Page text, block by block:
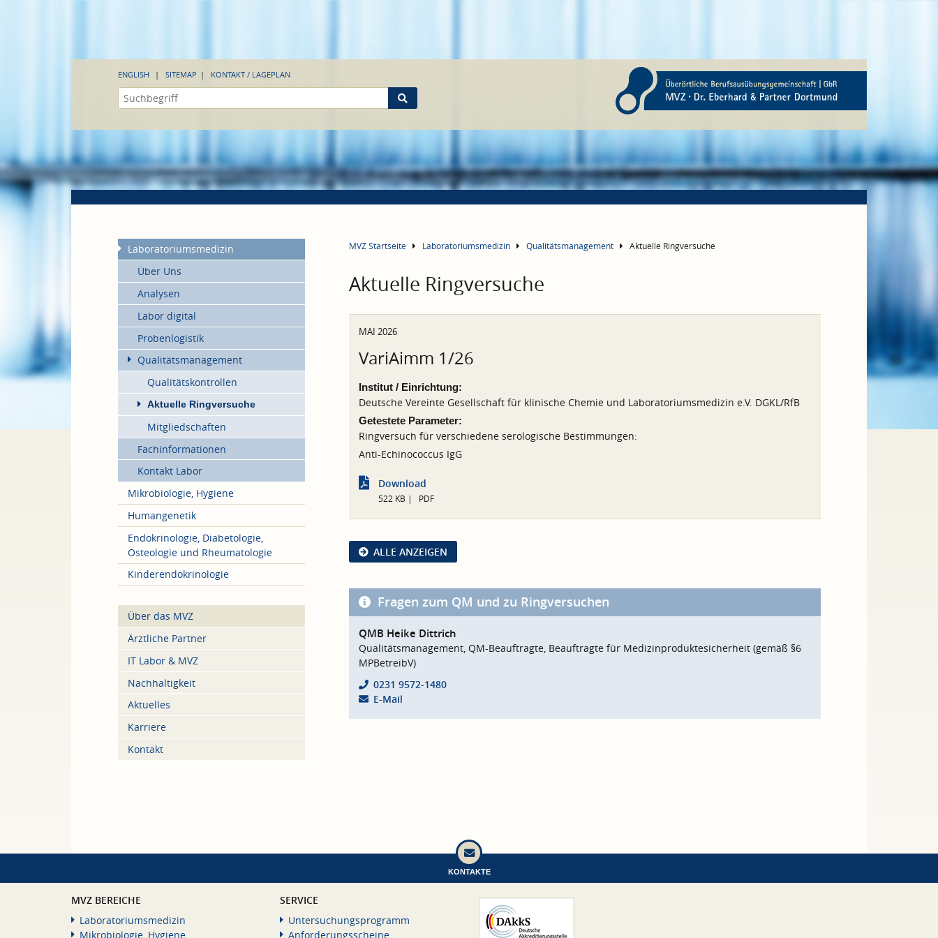
ENGLISH SITEMAP KONTAKT / LAGEPLAN
Laboratoriumsmedizin
Über Uns
Analysen
Labor digital
Probenlogistik
Qualitätsmanagement
Qualitätskontrollen
Aktuelle Ringversuche
Mitgliedschaften
Fachinformationen
Kontakt Labor
Mikrobiologie, Hygiene
Humangenetik
Endokrinologie, Diabetologie,
Osteologie und Rheumatologie
Kinderendokrinologie
Über das MVZ
Ärztliche Partner
IT Labor & MVZ
Nachhaltigkeit
Aktuelles
Karriere
Kontakt
MVZ Startseite Laboratoriumsmedizin Qualitätsmanagement Aktuelle Ringversuche
Aktuelle Ringversuche
MAI 2026
VariAimm 1/26
Institut / Einrichtung:
Deutsche Vereinte Gesellschaft für klinische Chemie und Laboratoriumsmedizin e.V. DGKL/RfB
Getestete Parameter:
Ringversuch für verschiedene serologische Bestimmungen:
Anti-Echinococcus IgG
Download
522 KB PDF
ALLE ANZEIGEN
Fragen zum QM und zu Ringversuchen
QMB Heike Dittrich
Qualitätsmanagement, QM-Beauftragte, Beauftragte für Medizinproduktesicherheit (gemäß §6
MPBetreibV)
0231 9572-1480
E-Mail
KONTAKTE
MVZ BEREICHE
Laboratoriumsmedizin
Mikrobiologie, Hygiene
SERVICE
Untersuchungsprogramm
Anforderungsscheine